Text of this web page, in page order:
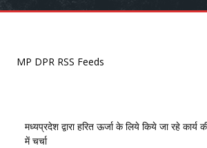
MP DPR RSS Feeds
मध्यप्रदेश द्वारा हरित ऊर्जा के लिये किये जा रहे कार्य
में चर्चा